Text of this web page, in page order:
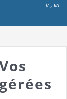
fr, en